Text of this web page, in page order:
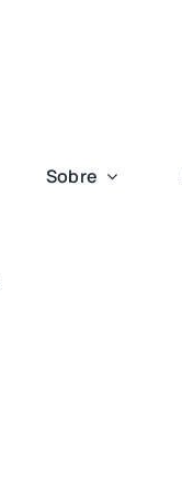
Sobre